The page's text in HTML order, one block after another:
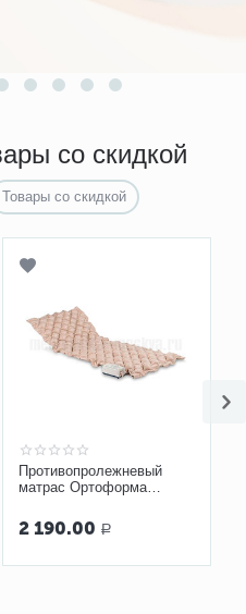
со скидкой
Товары со скидкой
Противопролежневый
матрас Ортоформа
2 190.00 Р